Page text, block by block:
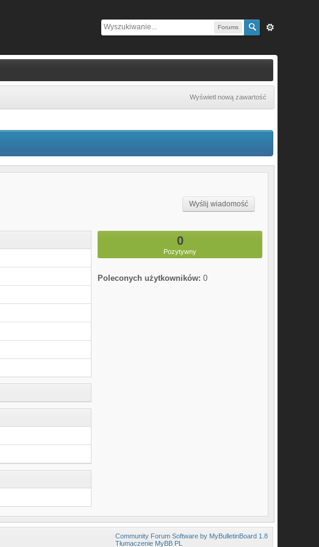
Forums
Wyświetl nową zawartość
Wyślij wiadomość
0
Pozytywny
Poleconych użytkowników: 0
Community Forum Software by MyBulletinBoard 1.8
Tłumaczenie MyBB PL